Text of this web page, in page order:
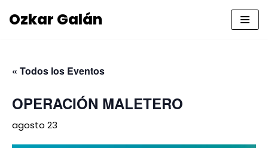
Ozkar Galán
« Todos los Eventos
OPERACIÓN MALETERO
agosto 23